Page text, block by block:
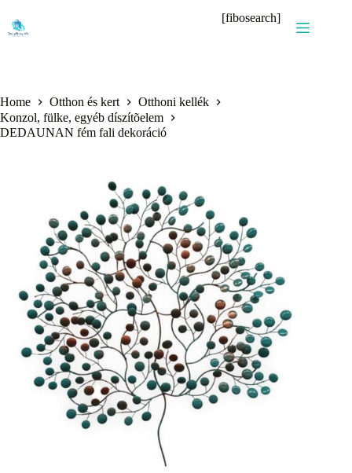
content
[fibosearch]
Home Otthon és kert
Otthoni kellék
Konzol, fülke, egyéb díszítõelem
DEDAUNAN fém fali dekoráció